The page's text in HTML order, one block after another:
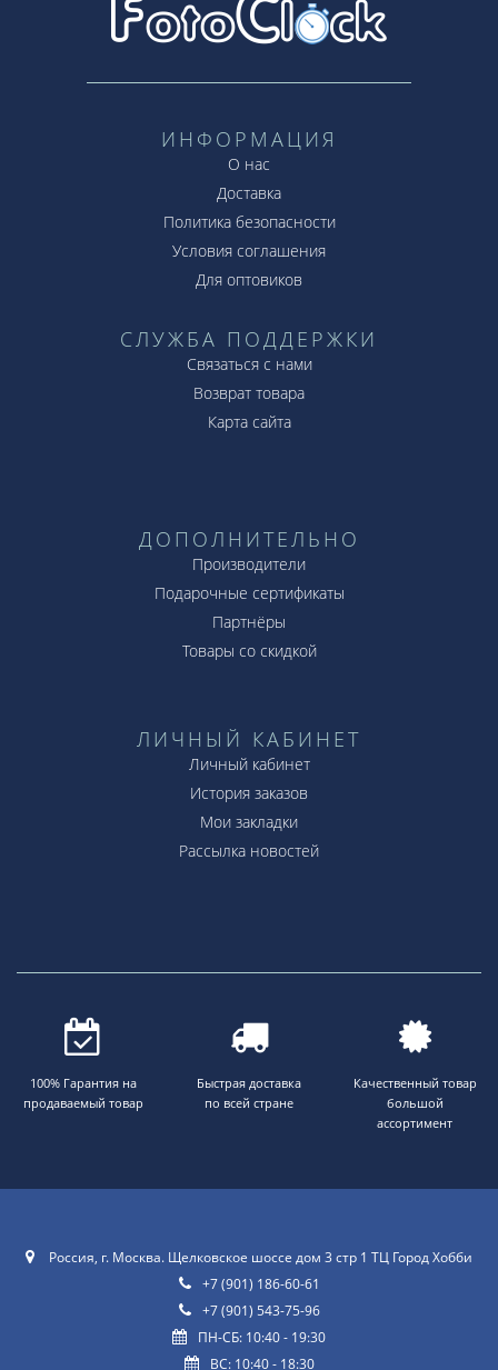
ИНФОРМАЦИЯ
О нас
Доставка
Политика безопасности
Условия соглашения
Для оптовиков
СЛУЖБА ПОДДЕРЖКИ
Связаться с нами
Возврат товара
Карта сайта
ДОПОЛНИТЕЛЬНО
Производители
Подарочные сертификаты
Партнёры
Товары со скидкой
ЛИЧНЫЙ КАБИНЕТ
Личный кабинет
История заказов
Мои закладки
Рассылка новостей
100% Гарантия на
продаваемый товар
Быстрая доставка
по всей стране
Качественный товар
большой
ассортимент
Россия, г. Москва. Щелковское шоссе дом 3 стр 1 ТЦ Город Хобби
+7 (901) 186-60-61
+7 (901) 543-75-96
ПН-СБ: 10:40 - 19:30
ВС: 10:40 - 18:30